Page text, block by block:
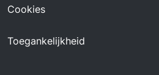
Cookies
Toegankelijkheid